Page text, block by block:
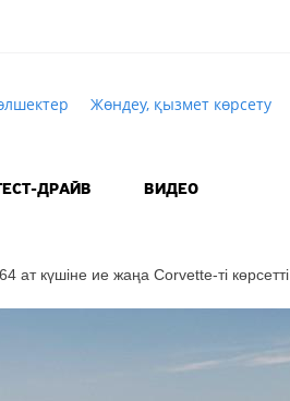
Жөндеу, қызмет көрсету
ДРАЙВ ВИДЕО
ат күшіне ие жаңа Corvette-тікөрсетті